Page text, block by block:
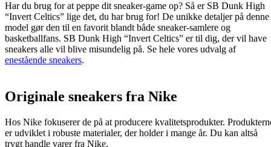
Har du brug for at peppe dit sneaker-game op? Så er SB Dunk High
“Invert Celtics” lige det, du har brug for! De unikke detaljer på denne
model gør den til en favorit blandt både sneaker-samlere og
basketballfans. SB Dunk High “Invert Celtics” er til dig, der vil have
sneakers alle vil blive misundelig på. Se hele vores udvalg af
enestående sneakers.
Originale sneakers fra Nike
Hos Nike fokuserer de på at producere kvalitetsprodukter.
er udviklet i robuste materialer, der holder i mange år. Du kan altså
trygt handle varer fra Nike.